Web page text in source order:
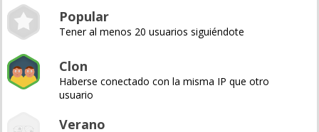
Popular
Tener al menos 20 usuarios siguiéndote
Clon
Haberse conectado con la misma IP que otro
usuario
Verano